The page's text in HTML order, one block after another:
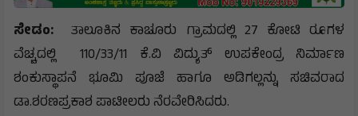
ಸೇಡಂ:ತಾಲೂಕಿನ ಕಾಚೂರು ಗ್ರಾಮದಲ್ಲಿ 27 ಕೋಟಿ ರೂಗಳ
ವೆಚ್ಚದಲ್ಲಿ 110/33/11 ಕೆ.ವಿ ವಿದ್ಯುತ್ ಉಪಕೇಂದ್ರ ನಿರ್ಮಾಣ
ಶಂಕುಸ್ಥಾಪನೆ ಭೂಮಿ ಪೂಜೆ ಹಾಗೂ ಅಡಿಗಲ್ಲನ್ನು ಸಚಿವರಾದ
ಡಾ.ಶರಣಪ್ರಕಾಶ ಪಾಟೀಲರು ನೆರವೇರಿಸಿದರು.